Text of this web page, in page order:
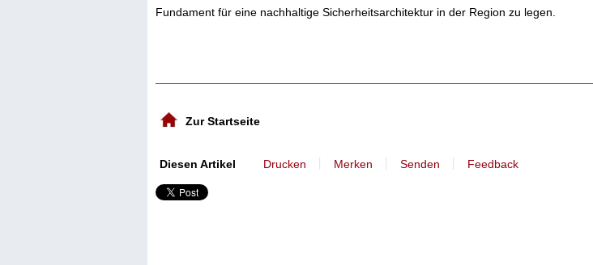
Fundament für eine nachhaltige Sicherheitsarchitektur in der Region zu legen.
Zur Startseite
Diesen Artikel Drucken Merken Senden Feedback